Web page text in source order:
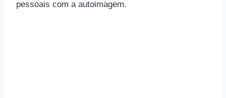
pessoais com a autoimagem.